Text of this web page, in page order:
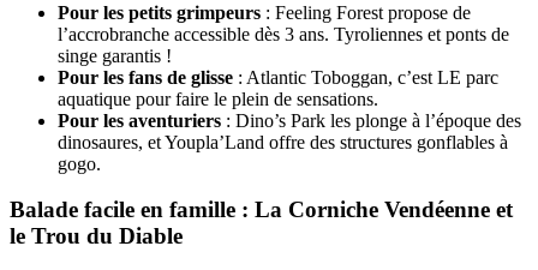
Pour les petits grimpeurs : Feeling Forest propose de
l’accrobranche accessible dès 3 ans. Tyroliennes et ponts de
singe garantis !
Pour les fans de glisse : Atlantic Toboggan, c’est LE parc
aquatique pour faire le plein de sensations.
Pour les aventuriers : Dino’s Park les plonge à l’époque des
dinosaures, et Youpla’Land offre des structures gonflables à
gogo.
Balade facile en famille : La Corniche Vendéenne et
le Trou du Diable